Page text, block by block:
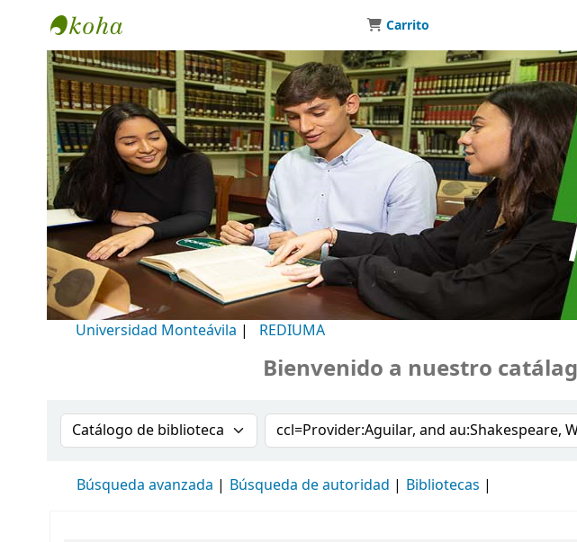
Biblioteca Universidad Monteávila
Carrito
Universidad Monteávila | REDIUMA
Bienvenido a nuestro
Buscar en el catálogo por:Buscar en el catálogo
Búsqueda avanzada Búsqueda de autoridad Bibliotecas